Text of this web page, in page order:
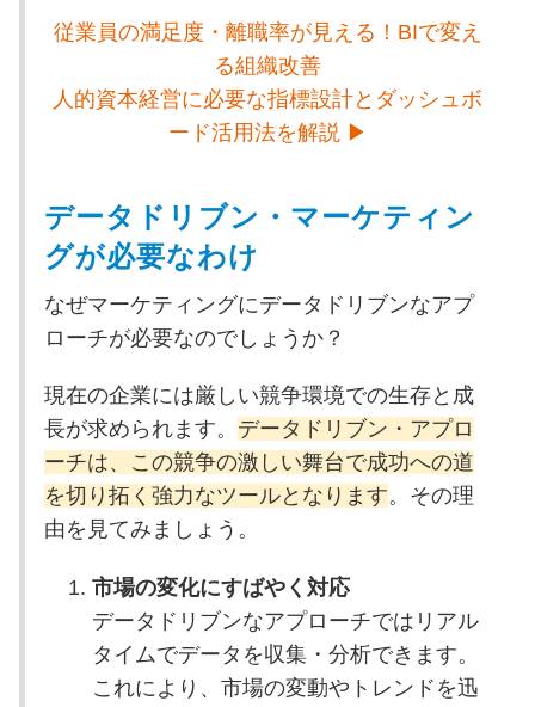
従業員の満足度・離職率が見える！BIで変え
る組織改善
人的資本経営に必要な指標設計とダッシュボ
ード活用法を解説 ▶
データドリブン・マーケティン
グが必要なわけ
なぜマーケティングにデータドリブンなアプ
ローチが必要なのでしょうか？
現在の企業には厳しい競争環境での生存と成
長が求められます。 データドリブン・アプロ
ーチは、この競争の激しい舞台で成功への道
を切り拓く強力なツールとなります。その理
由を見てみましょう。
市場の変化にすばやく対応
データドリブンなアプローチではリアル
タイムでデータを収集・分析できます。
これにより、市場の変動やトレンドを迅